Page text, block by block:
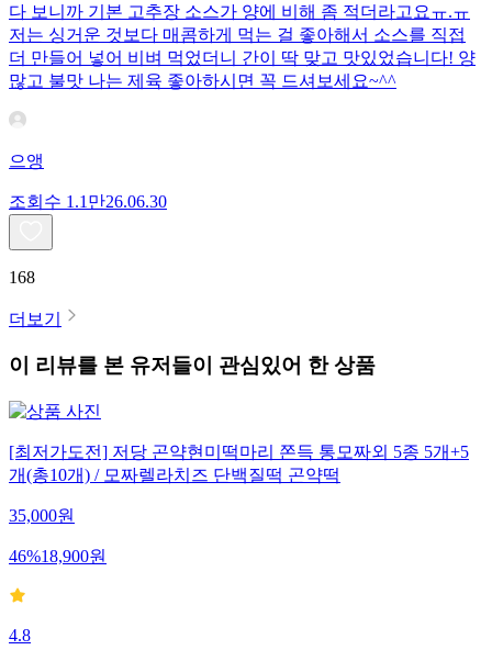
다 보니까 기본 고추장 소스가 양에 비해 좀 적더라고요ㅠ.ㅠ
저는 싱거운 것보다 매콤하게 먹는 걸 좋아해서 소스를 직접
더 만들어 넣어 비벼 먹었더니 간이 딱 맞고 맛있었습니다! 양
많고 불맛 나는 제육 좋아하시면 꼭 드셔보세요~^^
으앵
조회수 1.1만26.06.30
168
더보기
이 리뷰를 본 유저들이 관심있어 한 상품
[최저가도전] 저당 곤약현미떡마리 쫀득 통모짜외 5종 5개+5
개(총10개) / 모짜렐라치즈 단백질떡 곤약떡
35,000원
46%18,900원
4.8